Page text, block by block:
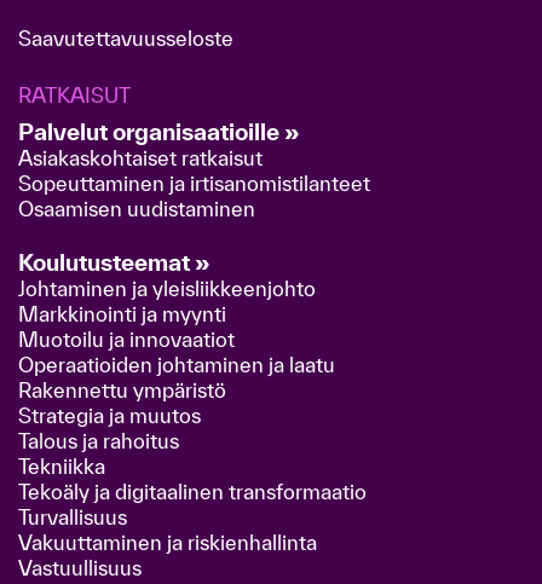
Saavutettavuusseloste
RATKAISUT
Palvelut organisaatioille »
Asiakaskohtaiset ratkaisut
Sopeuttaminen ja irtisanomistilanteet
Osaamisen uudistaminen
Koulutusteemat »
Johtaminen ja yleisliikkeenjohto
Markkinointi ja myynti
Muotoilu ja innovaatiot
Operaatioiden johtaminen ja laatu
Rakennettu ympäristö
Strategia ja muutos
Talous ja rahoitus
Tekniikka
Tekoäly ja digitaalinen transformaatio
Turvallisuus
Vakuuttaminen ja riskienhallinta
Vastuullisuus